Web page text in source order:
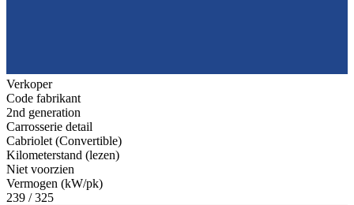
Verkoper
Code fabrikant
2nd generation
Carrosserie detail
Cabriolet (Convertible)
Kilometerstand (lezen)
Niet voorzien
Vermogen (kW/pk)
239 / 325